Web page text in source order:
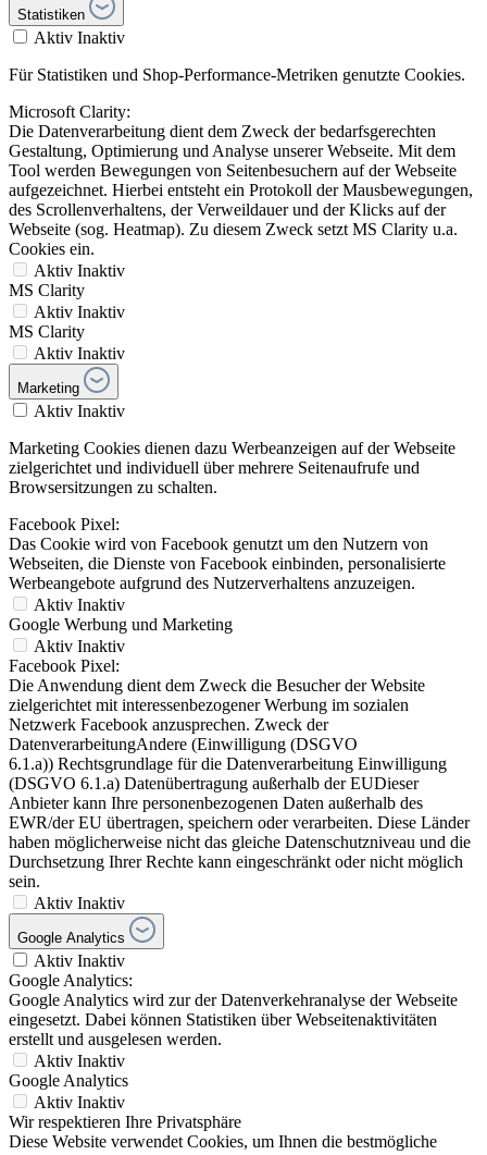
Statistiken
Aktiv Inaktiv
Für Statistiken und Shop-Performance-Metriken genutzte Cookies.
Microsoft Clarity:
Die Datenverarbeitung dient dem Zweck der bedarfsgerechten
Gestaltung, Optimierung und Analyse unserer Webseite. Mit dem
Tool werden Bewegungen von Seitenbesuchern auf der Webseite
aufgezeichnet. Hierbei entsteht ein Protokoll der Mausbewegungen,
des Scrollenverhaltens, der Verweildauer und der Klicks auf der
Webseite (sog. Heatmap). Zu diesem Zweck setzt MS Clarity u.a.
Cookies ein.
Aktiv Inaktiv
MS Clarity
Aktiv Inaktiv
MS Clarity
Aktiv Inaktiv
Marketing
Aktiv Inaktiv
Marketing Cookies dienen dazu Werbeanzeigen auf der Webseite
zielgerichtet und individuell über mehrere Seitenaufrufe und
Browsersitzungen zu schalten.
Facebook Pixel:
Das Cookie wird von Facebook genutzt um den Nutzern von
Webseiten, die Dienste von Facebook einbinden, personalisierte
Werbeangebote aufgrund des Nutzerverhaltens anzuzeigen.
Aktiv Inaktiv
Google Werbung und Marketing
Aktiv Inaktiv
Facebook Pixel:
Die Anwendung dient dem Zweck die Besucher der Website
zielgerichtet mit interessenbezogener Werbung im sozialen
Netzwerk Facebook anzusprechen. Zweck der
DatenverarbeitungAndere (Einwilligung (DSGVO
6.1.a)) Rechtsgrundlage für die Datenverarbeitung Einwilligung
(DSGVO 6.1.a) Datenübertragung außerhalb der EUDieser
Anbieter kann Ihre personenbezogenen Daten außerhalb des
EWR/der EU übertragen, speichern oder verarbeiten. Diese Länder
haben möglicherweise nicht das gleiche Datenschutzniveau und die
Durchsetzung Ihrer Rechte kann eingeschränkt oder nicht möglich
sein.
Aktiv Inaktiv
Google Analytics
Aktiv Inaktiv
Google Analytics:
Google Analytics wird zur der Datenverkehranalyse der Webseite
eingesetzt. Dabei können Statistiken über Webseitenaktivitäten
erstellt und ausgelesen werden.
Aktiv Inaktiv
Google Analytics
Aktiv Inaktiv
Wir respektieren Ihre Privatsphäre
Diese Website verwendet Cookies, um Ihnen die bestmögliche